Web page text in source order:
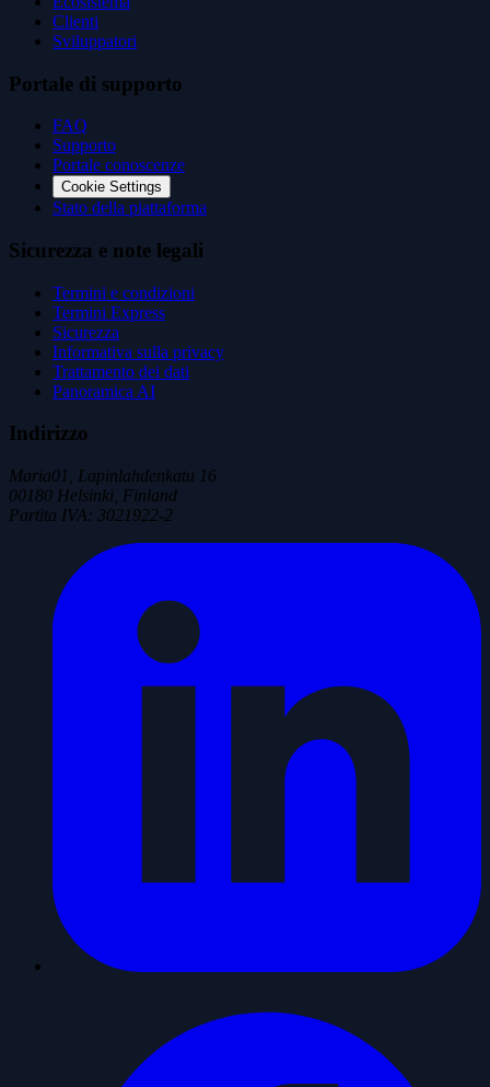
Clienti
Sviluppatori
Portale di supporto
FAQ
Supporto
Portale conoscenze
Cookie Settings
Stato della piattaforma
Sicurezza e note legali
Termini e condizioni
Termini Express
Sicurezza
Informativa sulla privacy
Trattamento dei dati
Panoramica AI
Indirizzo
Maria01, Lapinlahdenkatu 16
00180 Helsinki, Finland
Partita IVA: 3021922-2